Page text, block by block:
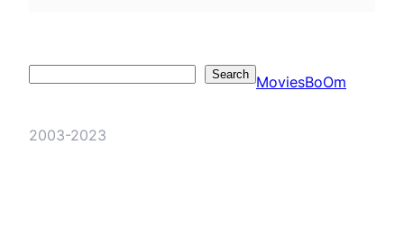
Search MoviesBoOm
2003-2023